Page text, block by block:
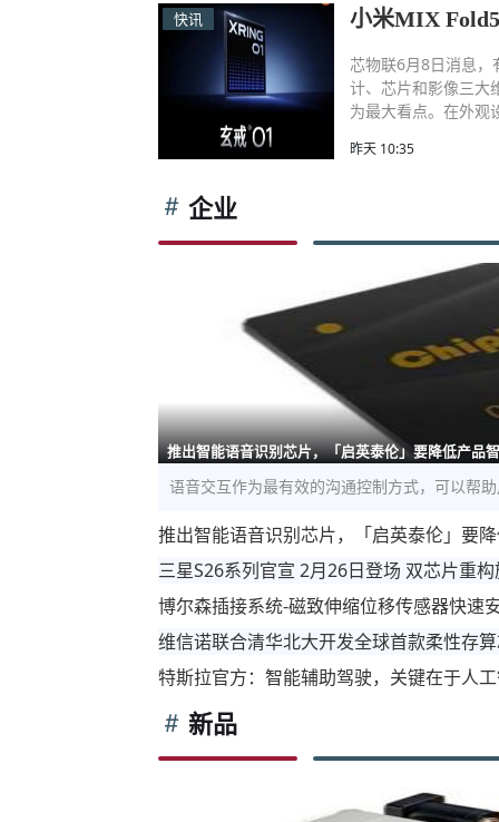
快讯 小米MIX
芯物联6月8日消息
计、芯片和影像三大
为最大看点。在外观
昨天 10:35
企业
推出智能语音识别芯片，「启英泰伦」要降低产品
语音交互作为最有效的沟通控制方式，可以帮
推出智能语音识别芯片，「启英泰伦」要
三星S26系列官宣 2月26日登场 双芯片重
博尔森插接系统-磁致伸缩位移传感器快速
维信诺联合清华北大开发全球首款柔性存
特斯拉官方：智能辅助驾驶，关键在于人
新品